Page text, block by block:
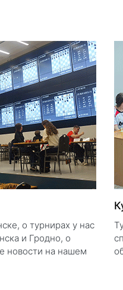
о турнирах у нас
и Гродно, о
новости на нашем